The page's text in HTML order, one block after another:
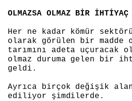
OLMAZSA OLMAZ BİR İHTİYAÇ
Her ne kadar kömür
olarak görülen bir madde
tarımını adeta uçuracak
olmaz duruma gelen bir
geldi.
Ayrıca birçok değişik
ediliyor şimdilerde.